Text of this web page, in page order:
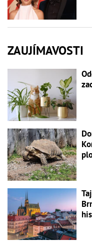
ZAUJÍMAVOSTI